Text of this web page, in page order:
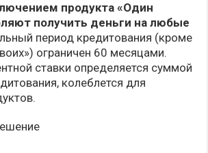
продукта «Один
получить деньги на любые
период кредитования (кроме
ограничен 60 месяцами.
ставки определяется суммой
колеблется для